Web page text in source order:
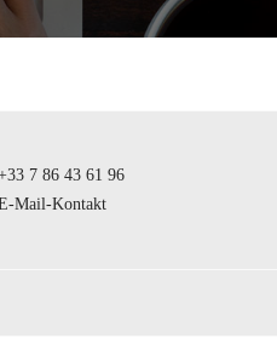
7 86 43 61 96
Mail-Kontakt